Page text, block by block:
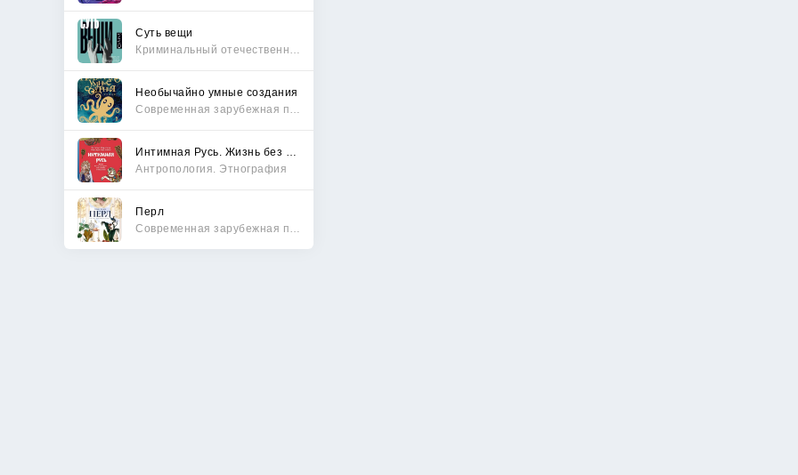
Суть вещи
Необычайно умные создания
Антропология. Этнография
Перл